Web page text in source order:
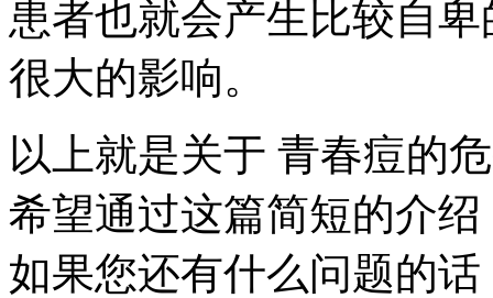
患者也就会产生比较自
很大的影响。
以上就是关于 青春痘的
希望通过这篇简短的介
如果您还有什么问题的